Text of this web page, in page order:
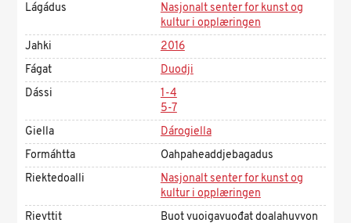
Lágádus
Nasjonalt senter for kunst og
kultur i opplæringen
Jahki
2016
Fágat
Duodji
Dássi
1-4
5-7
Giella
Dárogiella
Formáhtta
Oahpaheaddjebagadus
Riektedoalli
Nasjonalt senter for kunst og
kultur i opplæringen
Rievttit
Buot vuoigavuođat doalahuvvon